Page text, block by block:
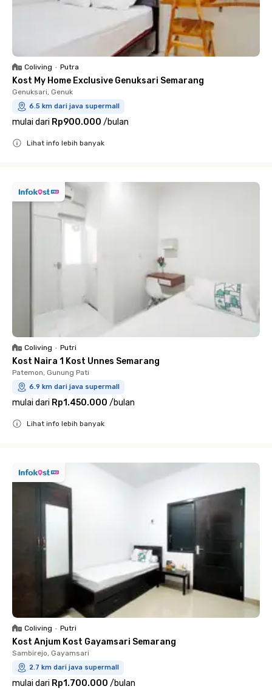
Coliving • Putra
Kost My Home Exclusive Genuksari Semarang
Genuksari, Genuk
6.5 km dari java supermall
mulai dari Rp900.000 /bulan
Lihat info lebih banyak
Coliving • Putri
Kost Naira 1 Kost Unnes Semarang
Patemon, Gunung Pati
6.9 km dari java supermall
mulai dari Rp1.450.000 /bulan
Lihat info lebih banyak
Coliving • Putri
Kost Anjum Kost Gayamsari Semarang
Sambirejo, Gayamsari
2.7 km dari java supermall
mulai dari Rp1.700.000 /bulan